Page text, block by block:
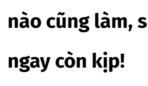
nào cũng làm,
ngay còn kịp!